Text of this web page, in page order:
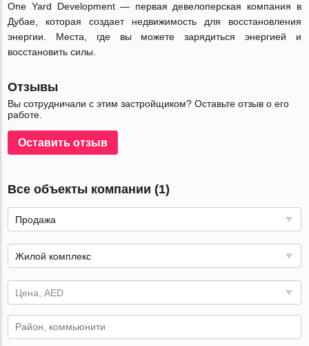
One Yard Development — первая девелоперская компания в
Дубае, которая создает недвижимость для восстановления
энергии. Места, где вы можете зарядиться энергией и
восстановить силы.
Отзывы
Вы сотрудничали с этим застройщиком? Оставьте отзыв о его
работе.
Оставить отзыв
Все объекты компании (1)
Продажа
Жилой комплекс
Цена, AED